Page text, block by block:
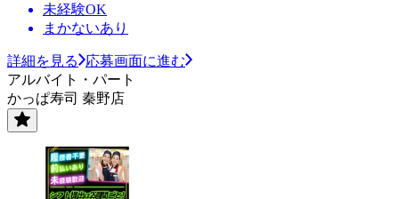
未経験OK
まかないあり
詳細を見る
応募画面に進む
アルバイト・パート
かっぱ寿司 秦野店